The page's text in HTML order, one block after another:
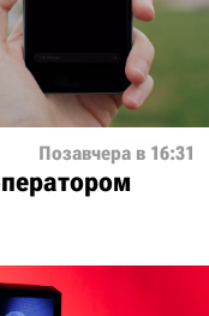
Позавчера в 16:31